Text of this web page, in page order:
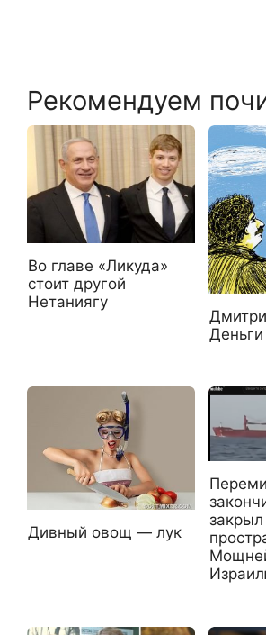
Рекомендуем
Во главе «Ликуда»
стоит другой
Нетаниягу
Дивный овощ — лук